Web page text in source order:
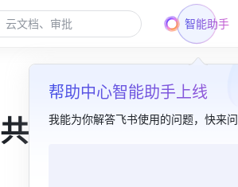
智能助手
帮助中心智能助手上线
我能为你解答飞书使用的问题，快来问
享